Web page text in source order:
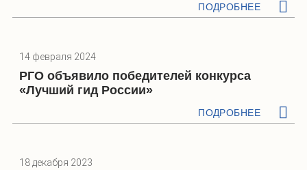
ПОДРОБНЕЕ
14 февраля 2024
РГО объявило победителей конкурса
«Лучший гид России»
ПОДРОБНЕЕ
18 декабря 2023